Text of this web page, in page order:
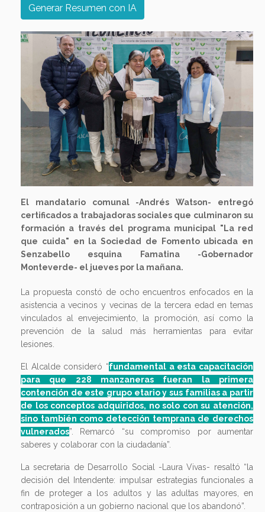
Generar Resumen con IA
Previous Next
El mandatario comunal -Andrés Watson- entregó
certificados a trabajadoras sociales que culminaron su
formación a través del programa municipal "La red
que cuida" en la Sociedad de Fomento ubicada en
Senzabello esquina Famatina -Gobernador
Monteverde- el jueves por la mañana.
La propuesta constó de ocho encuentros enfocados en la
asistencia a vecinos y vecinas de la tercera edad en temas
vinculados al envejecimiento, la promoción, así como la
prevención de la salud más herramientas para evitar
lesiones.
El Alcalde consideró “fundamental a esta capacitación
para que 228 manzaneras fueran la primera
contención de este grupo etario y sus familias a partir
de los conceptos adquiridos, no solo con su atención,
sino también como detección temprana de derechos
vulnerados”. Remarcó “su compromiso por aumentar
saberes y colaborar con la ciudadanía”.
La secretaria de Desarrollo Social -Laura Vivas- resaltó “la
decisión del Intendente: impulsar estrategias funcionales a
fin de proteger a los adultos y las adultas mayores, en
contraposición a un gobierno nacional que los abandonó”.